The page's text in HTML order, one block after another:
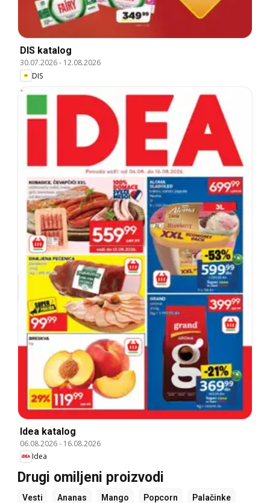
DIS katalog
30.07.2026- 12.08.2026
DIS
Idea katalog
06.08.2026- 16.08.2026
Idea
Drugi omiljeni proizvodi
Vesti Ananas Mango Popcorn Palačinke